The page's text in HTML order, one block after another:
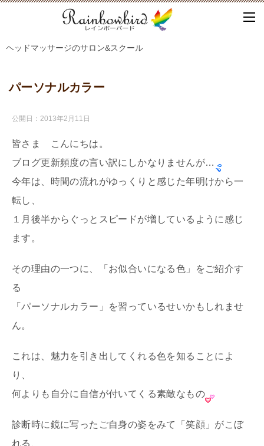
ヘッドマッサージのサロン&スクール
パーソナルカラー
公開日： 2013年2月11日
皆さま こんにちは。
ブログ更新頻度の言い訳にしかなりませんが…
今年は、時間の流れがゆっくりと感じた年明けから一
転し、
１月後半からぐっとスピードが増しているように感じ
ます。
その理由の一つに、「お似合いになる色」をご紹介す
る
「パーソナルカラー」を習っているせいかもしれませ
ん。
これは、魅力を引き出してくれる色を知ることによ
り、
何よりも自分に自信が付いてくる素敵なもの
診断時に鏡に写ったご自身の姿をみて「笑顔」がこぼ
れる、